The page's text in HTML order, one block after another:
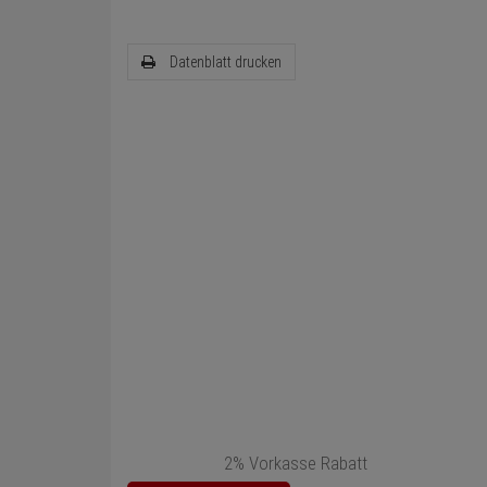
Datenblatt drucken
2% Vorkasse Rabatt